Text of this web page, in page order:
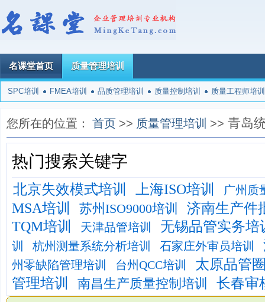
名课堂首页 质量管理培训
SPC培训 FMEA培训 品质管理培训 质量控制培训 质量工程师培训
您所在的位置： 首页 >> 质量管理培训 >> 青岛
热门搜索关键字
北京失效模式培训 上海ISO培训 广州质
MSA培训 苏州ISO9000培训
济南生产件
TQM培训
天津品管培训 无锡品管实务培
训 杭州测量系统分析培训 石家庄外审员培训
州零缺陷管理培训 台州QCC培训
太原品管
管理培训
南昌生产质量控制培训
长春审